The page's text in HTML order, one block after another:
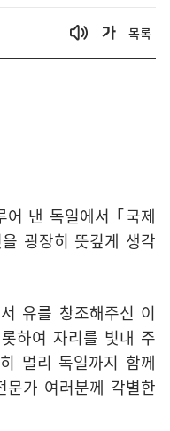
목록
어 낸 독일에서 ｢국제
굉장히 뜻깊게 생각
유를 창조해주신 이
하여 자리를 빛내 주
멀리 독일까지 함께
가 여러분께 각별한